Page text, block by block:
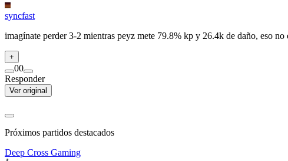
syncfast
imagínate perder 3-2 mientras peyz mete 79.8% kp y 26.4k de daño, eso
+
00
Responder
Ver original
Próximos partidos destacados
Deep Cross Gaming